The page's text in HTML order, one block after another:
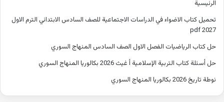
الرئيسية
تحميل كتاب الاضواء في الدراسات الاجتماعية للصف السادس الابتدائي الترم الاول
2027 pdf
حل كتاب الرياضيات الفصل الاول الصف السادس المنهاج السوري
حل أسئلة كتاب التربية الإسلامية أ غيث 2026 بكالوريا المنهاج السوري
نوطة تاريخ 2026 بكالوريا المنهاج السوري